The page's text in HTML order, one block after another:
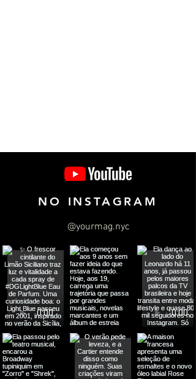
NO INSTAGRAM
@yourmag.nyc